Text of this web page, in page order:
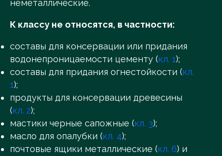
неметаллические.
К классу не относятся, в частности:
составы для консервации или придания
водонепроницаемости цементу (кл. 1);
составы для придания огнестойкости (кл.
1);
продукты для консервации древесины
(кл. 2);
мастики черные сапожные (кл. 3);
масло для опалубки (кл. 4);
почтовые ящики металлические (кл. 6) и